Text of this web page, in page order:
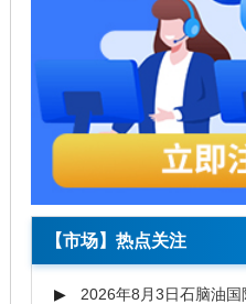
【市场】热点关注
2026年8月3日石脑油国